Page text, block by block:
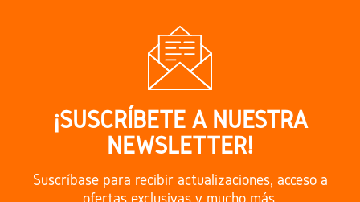
¡SUSCRÍBETE A NUESTRA
NEWSLETTER!
Suscríbase para recibir actualizaciones, acceso a
ofertas exclusivas y mucho más.